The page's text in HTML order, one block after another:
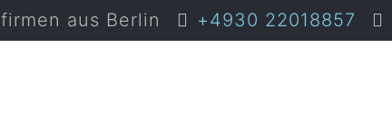
aus Berlin +4930 22018857